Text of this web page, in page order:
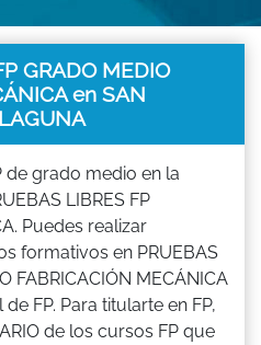
GRADO MEDIO
en SAN
de grado medio en la
LIBRES FP
Puedes realizar
formativos en PRUEBAS
FABRICACIÓN MECÁNICA
FP. Para titularte en FP,
de los cursos FP que